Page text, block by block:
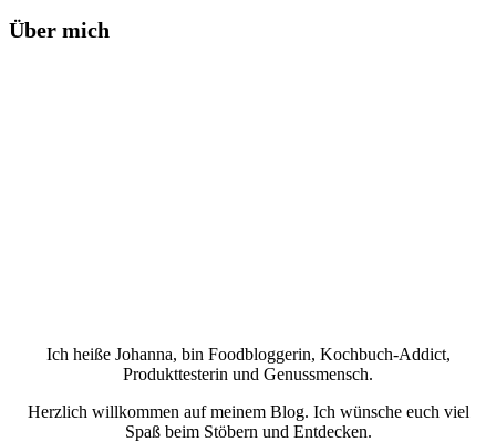
Über mich
Ich heiße Johanna, bin Foodbloggerin, Kochbuch-Addict,
Produkttesterin und Genussmensch.
Herzlich willkommen auf meinem Blog. Ich wünsche euch viel
Spaß beim Stöbern und Entdecken.